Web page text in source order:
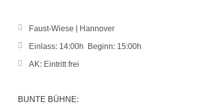
Faust-Wiese | Hannover
Einlass: 14:00h Beginn: 15:00h
AK: Eintritt frei
BUNTE BÜHNE: